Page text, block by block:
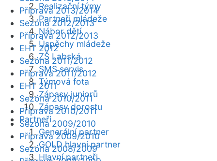
Realizační týmy
Partneři mládeže
Nábor dětí
Úspěchy mládeže
ZŠ Labská
SMS servis
Týmová fota
Zápasy juniorů
Zápasy dorostu
Partneři
Generální partner
GOLD hlavní partner
Hlavní partneři
Příprava 2013/2014
Sezóna 2012/2013
Příprava 2012/2013
EHT 2012
Sezóna 2011/2012
Příprava 2011/2012
EHT 2011
Sezóna 2010/2011
Příprava 2010/2011
Sezóna 2009/2010
Příprava 2009/2010
Sezóna 2008/2009